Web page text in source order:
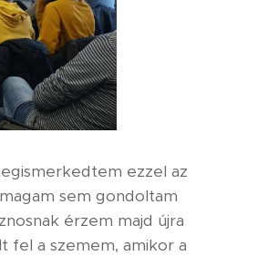
ezzel az
sem gondoltam
érzem majd újra
fel a szemem, amikor a